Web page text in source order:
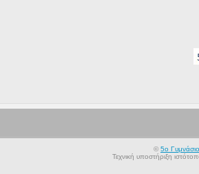
© 5ο
Τεχνική υποστήριξη